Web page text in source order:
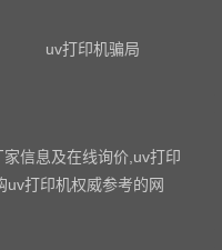
uv打印机骗局
信息及在线询价,uv打印
uv打印机权威参考的网